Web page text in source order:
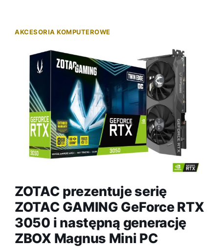
AKCESORIA KOMPUTEROWE
ZOTAC prezentuje serię
ZOTAC GAMING GeForce RTX
3050 i następną generację
ZBOX Magnus Mini PC